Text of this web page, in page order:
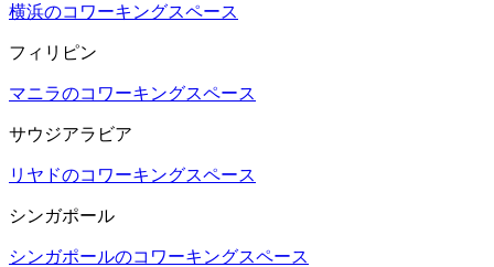
横浜のコワーキングスペース
フィリピン
マニラのコワーキングスペース
サウジアラビア
リヤドのコワーキングスペース
シンガポール
シンガポールのコワーキングスペース